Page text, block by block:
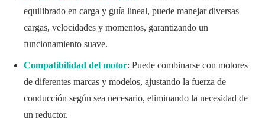
equilibrado en carga y guía lineal, puede manejar diversas
cargas, velocidades y momentos, garantizando un
funcionamiento suave.
Compatibilidad del motor: Puede combinarse con motores
de diferentes marcas y modelos, ajustando la fuerza de
conducción según sea necesario, eliminando la necesidad de
un reductor.